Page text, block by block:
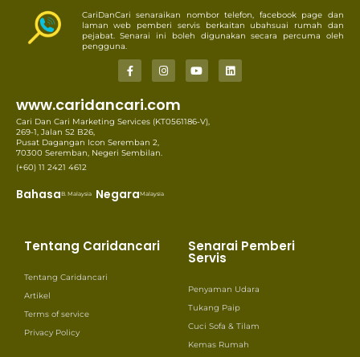
CariDanCari senaraikan nombor telefon, facebook page dan
laman web pemberi servis berkaitan ubahsuai rumah dan
pejabat. Senarai ini boleh digunakan secara percuma oleh
pengguna.
www.caridancari.com
Cari Dan Cari Marketing Services (KT0561186-V),
269-1, Jalan S2 B26,
Pusat Dagangan Icon Seremban 2,
70300 Seremban, Negeri Sembilan.
(+60) 11 2421 4612
BahasaB. Malaysia NegaraMalaysia
Tentang Caridancari
Tentang Caridancari
Artikel
Terms of service
Privacy Policy
Senarai Pemberi
Servis
Penyaman Udara
Tukang Paip
Cuci Sofa & Tilam
Kemas Rumah